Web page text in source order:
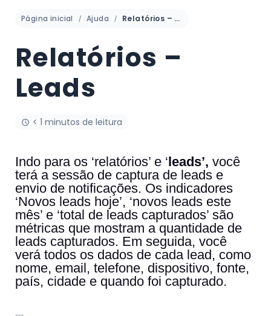
Página inicial Ajuda Relatórios – Leads
Relatórios –
Leads
< 1 minutos de leitura
Indo para os ‘relatórios’ e ‘leads’, você
terá a sessão de captura de leads e
envio de notificações. Os indicadores
‘Novos leads hoje’, ‘novos leads este
mês’ e ‘total de leads capturados’ são
métricas que mostram a quantidade de
leads capturados. Em seguida, você
verá todos os dados de cada lead, como
nome, email, telefone, dispositivo, fonte,
país, cidade e quando foi capturado.